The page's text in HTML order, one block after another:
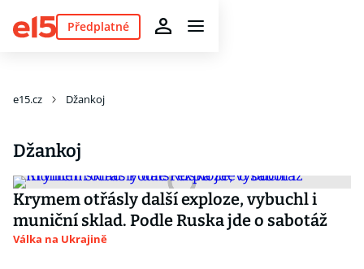
Předplatné
e15.cz Džankoj
Džankoj
Krymem otřásly další exploze, vybuchl i
muniční sklad. Podle Ruska jde o sabotáž
Válka na Ukrajině